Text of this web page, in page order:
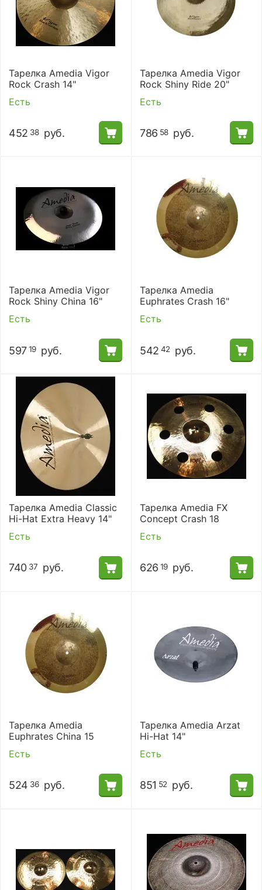
Тарелка Amedia Vigor
Rock Crash 14"
Есть
452 38 руб.
Тарелка Amedia Vigor
Rock Shiny Ride 20"
Есть
786 58 руб.
Тарелка Amedia Vigor
Rock Shiny China 16"
Есть
597 19 руб.
Тарелка Amedia
Euphrates Crash 16"
Есть
542 42 руб.
Тарелка Amedia Classic
Hi-Hat Extra Heavy 14"
Есть
740 37 руб.
Тарелка Amedia FX
Concept Crash 18
Есть
626 19 руб.
Тарелка Amedia
Euphrates China 15
Есть
524 36 руб.
Тарелка Amedia Arzat
Hi-Hat 14"
Есть
851 52 руб.